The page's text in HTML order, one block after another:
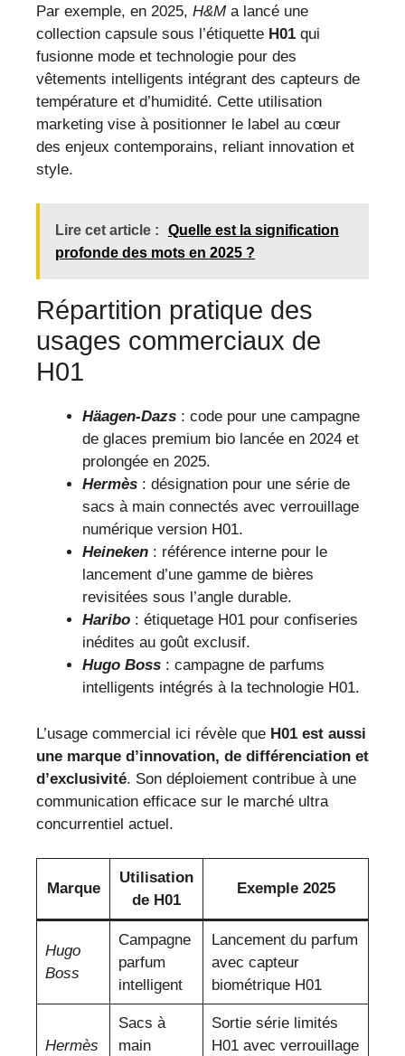
Par exemple, en 2025, H&M a lancé une
collection capsule sous l’étiquette H01 qui
fusionne mode et technologie pour des
vêtements intelligents intégrant des capteurs de
température et d’humidité. Cette utilisation
marketing vise à positionner le label au cœur
des enjeux contemporains, reliant innovation et
style.
Lire cet article :
Quelle est la signification
profonde des mots en 2025 ?
Répartition pratique des
usages commerciaux de
H01
Häagen-Dazs : code pour une campagne
de glaces premium bio lancée en 2024 et
prolongée en 2025.
Hermès : désignation pour une série de
sacs à main connectés avec verrouillage
numérique version H01.
Heineken : référence interne pour le
lancement d’une gamme de bières
revisitées sous l’angle durable.
Haribo : étiquetage H01 pour confiseries
inédites au goût exclusif.
Hugo Boss : campagne de parfums
intelligents intégrés à la technologie H01.
L’usage commercial ici révèle que H01 est aussi
une marque d’innovation, de différenciation et
d’exclusivité. Son déploiement contribue à une
communication efficace sur le marché ultra
concurrentiel actuel.
Marque
Utilisation
de H01
Exemple 2025
Hugo
Boss
Campagne
parfum
intelligent
Lancement du parfum
avec capteur
biométrique H01
Hermès
Sacs à
main
Sortie série limités
H01 avec verrouillage